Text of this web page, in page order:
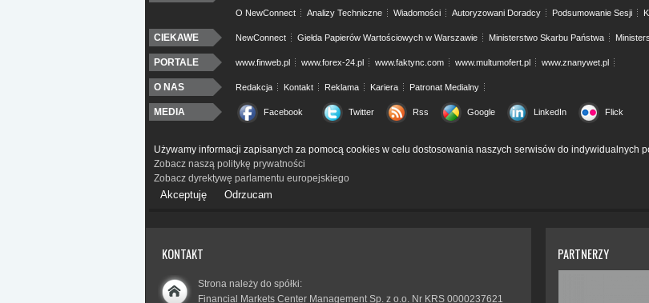
O NewConnect
Analizy Techniczne Wiadomości Autoryzowani Doradcy Podsumowanie Sesji
CIEKAWE NewConnect Giełda Papierów Wartościowych w Warszawie Ministerstwo Skarbu Państwa
PORTALE www.finweb.pl www.forex-24.pl www.faktync.com www.multumofert.pl www.znanywet.pl
O NAS Redakcja Kontakt Reklama Kariera Patronat Medialny
MEDIA Facebook Twitter Rss Google LinkedIn Flick
Używamy informacji zapisanych za pomocą cookies w celu dostosowania naszych serwisów do indywidualnych
Zobacz naszą politykę prywatności
Zobacz dyrektywę parlamentu europejskiego
Akceptuję Odrzucam
KONTAKT
Strona należy do spółki:
Financial Markets Center Management Sp. z o.o. Nr KRS 0000237621
PARTNERZY